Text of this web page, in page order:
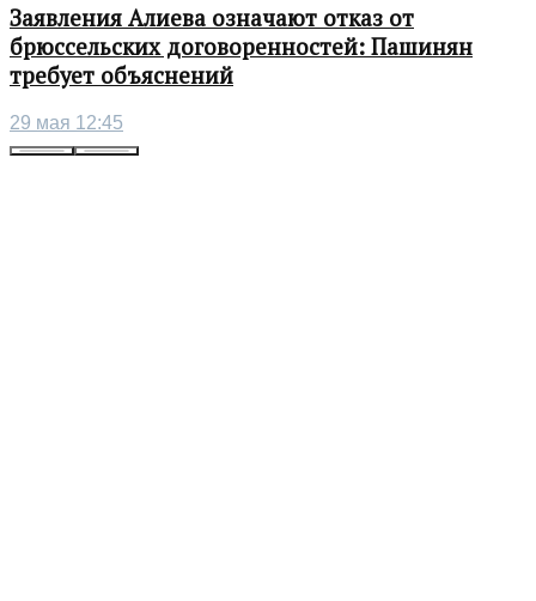
Заявления Алиева означают отказ от
брюссельских договоренностей: Пашинян
требует объяснений
29 мая 12:45